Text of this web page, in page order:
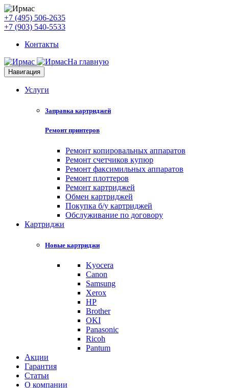
+7 (495) 506-2635
+7 (903) 540-5533
Контакты
На главную
Навигация
Услуги
Заправка картриджей
Ремонт принтеров
Ремонт копировальных аппаратов
Ремонт счетчиков купюр
Ремонт факсимильных аппаратов
Ремонт плоттеров
Ремонт картриджей
Обмен картриджей
Покупка б/у картриджей
Обслуживание по договору
Картриджи
Новые картриджи
Kyocera
Canon
Samsung
Xerox
HP
Brother
OKI
Panasonic
Ricoh
Pantum
Акции
Гарантия
Статьи
О компании